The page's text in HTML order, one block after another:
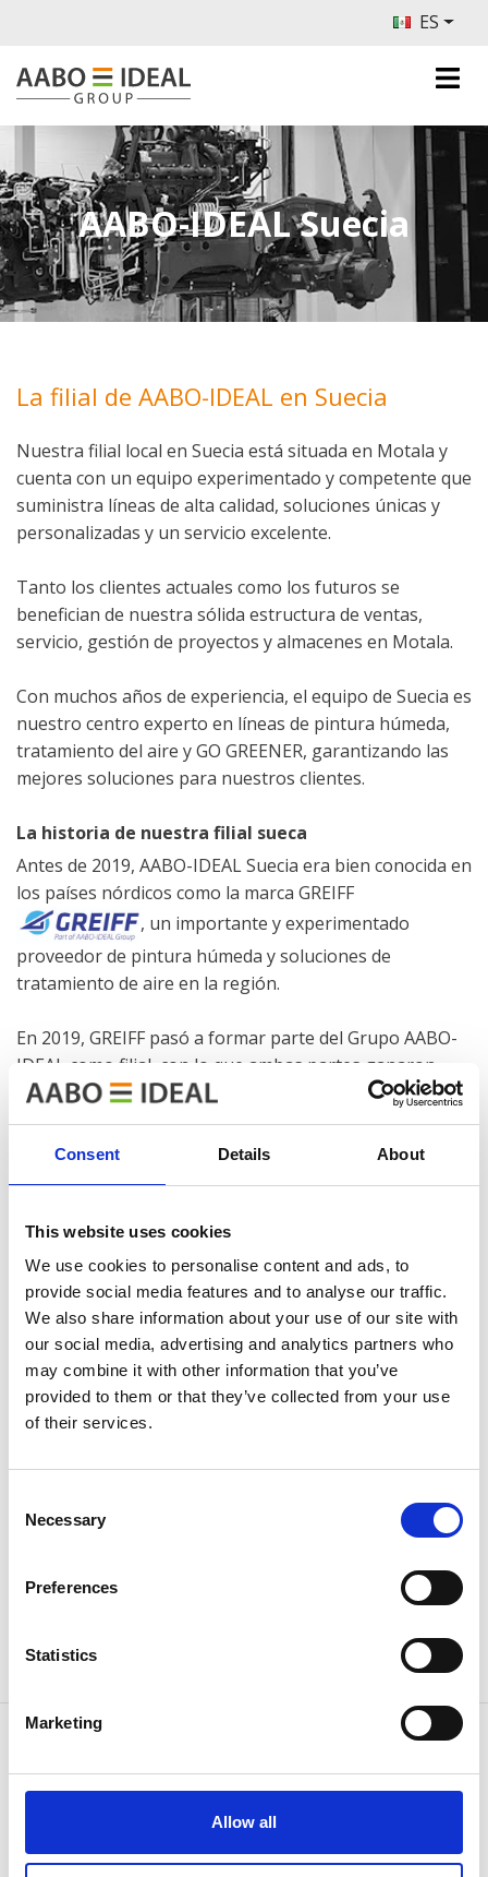
Consent Details About
This website uses cookies
We use cookies to personalise content and ads, to
provide social media features and to analyse our traffic.
We also share information about your use of our site with
our social media, advertising and analytics partners who
may combine it with other information that you’ve
provided to them or that they’ve collected from your use
of their services.
Selection
Necessary
Preferences
Statistics
Marketing
Allow all
ES
AABO-IDEAL Suecia
La filial de AABO-IDEAL en Suecia
Nuestra filial local en Suecia está situada en Motala y
cuenta con un equipo experimentado y competente que
suministra líneas de alta calidad, soluciones únicas y
personalizadas y un servicio excelente.
Tanto los clientes actuales como los futuros se
benefician de nuestra sólida estructura de ventas,
servicio, gestión de proyectos y almacenes en Motala.
Con muchos años de experiencia, el equipo de Suecia es
nuestro centro experto en líneas de pintura húmeda,
tratamiento del aire y GO GREENER, garantizando las
mejores soluciones para nuestros clientes.
La historia de nuestra filial sueca
Antes de 2019, AABO-IDEAL Suecia era bien conocida en
los países nórdicos como la marca GREIFF
, un importante y experimentado
proveedor de pintura húmeda y soluciones de
tratamiento de aire en la región.
En 2019, GREIFF pasó a formar parte del Grupo AABO-
IDEAL como filial, con lo que ambas partes ganaron
experiencia, así como capacidad.
Más información sobre la historia de GREIFFaquí.
AABO-IDEAL GREIFF AB
Dynamovägen 17, 591 61 Motala, Sweden
Tel.: +46 (0)141 237330
E-mail:
service@aabo-ideal.com
Porque sabemos cómo